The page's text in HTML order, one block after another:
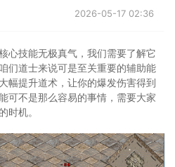
2026-05-17 02:36
心技能无极真气，我们需要了解它
们道士来说可是至关重要的辅助能
幅提升道术，让你的爆发伤害得到
可不是那么容易的事情，需要大家
时机。